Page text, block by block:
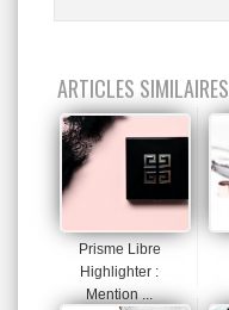
ARTICLES SIMILAIRES
Prisme Libre
Highlighter :
Mention ...